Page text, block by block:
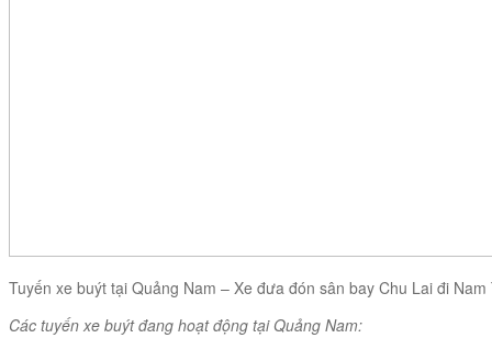
Tuyến xe buýt tại Quảng Nam – Xe đưa đón sân bay Chu Lai đi Nam
Các tuyến xe buýt đang hoạt động tại Quảng Nam: